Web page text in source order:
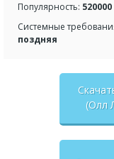
Популярность: 520000
Системные
поздняя
(Олл